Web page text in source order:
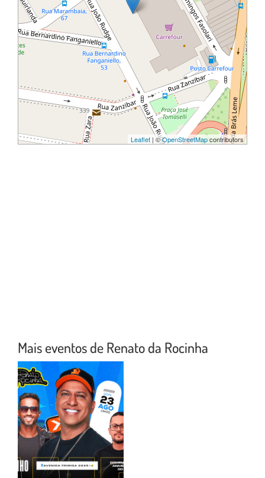
Leaflet | ©OpenStreetMapcontributors
Mais eventos de Renato da Rocinha